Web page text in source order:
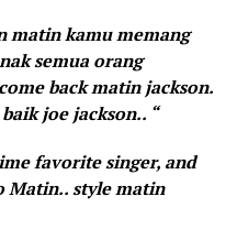
matin kamu memang
semua orang
back matin jackson.
joe jackson.. “
favorite singer, and
Matin.. style matin